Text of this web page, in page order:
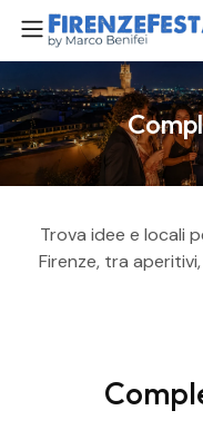
Trova idee e locali
Firenze, tra